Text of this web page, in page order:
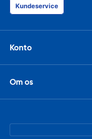
Kundeservice
Konto
Om os